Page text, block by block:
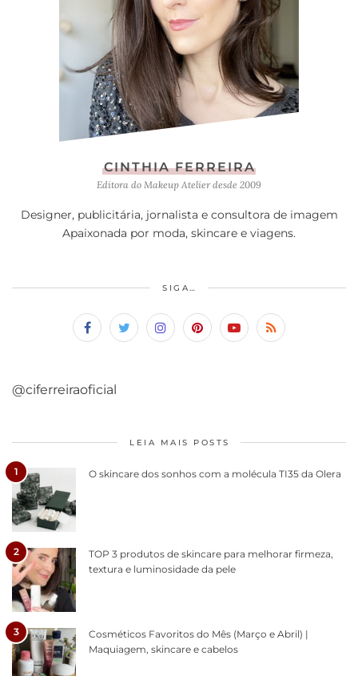
CINTHIA FERREIRA
Editora do Makeup Atelier desde 2009
Designer, publicitária, jornalista e consultora de imagem
Apaixonada por moda, skincare e viagens.
SIGA…
@ciferreiraoficial
LEIA MAIS POSTS
1 O skincare dos sonhos com a molécula TI35 da Olera
2
TOP 3 produtos de skincare para melhorar firmeza,
textura e luminosidade da pele
3
Cosméticos Favoritos do Mês (Março e Abril) |
Maquiagem, skincare e cabelos